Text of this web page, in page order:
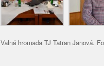
Valná hromada TJ Tatran Janová.